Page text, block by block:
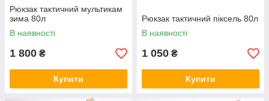
Рюкзак тактичний мультикам
зима 80л
В наявності
1 800 ₴
Купити
Рюкзак тактичний піксель 80л
В наявності
1 050 ₴
Купити